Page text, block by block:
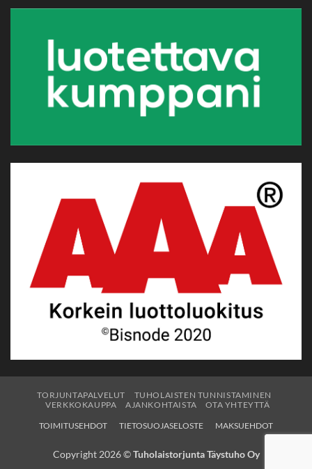
TORJUNTAPALVELUT
TUHOLAISTEN TUNNISTAMINEN
VERKKOKAUPPA
AJANKOHTAISTA
OTA YHTEYTTÄ
TOIMITUSEHDOT
TIETOSUOJASELOSTE MAKSUEHDOT
Copyright 2026 ©Tuholaistorjunta Täystuho Oy